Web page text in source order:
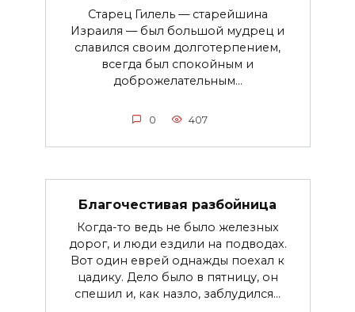
Старец Гилель — старейшина
Израиля — был большой мудрец и
славился своим долготерпением,
всегда был спокойным и
доброжелательным...
0 407
Благочестивая разбойница
Когда-то ведь не было железных
дорог, и люди ездили на подводах.
Вот один еврей однажды поехал к
цадику. Дело было в пятницу, он
спешил и, как назло, заблудился...